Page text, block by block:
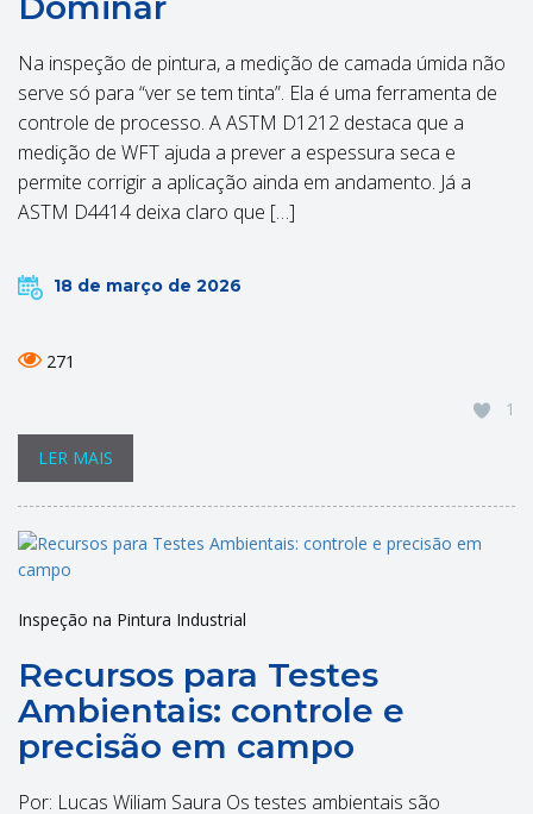
Na inspeção de pintura, a medição de camada úmida não
serve só para “ver se tem tinta”. Ela é uma ferramenta de
controle de processo. A ASTM D1212 destaca que a
medição de WFT ajuda a prever a espessura seca e
permite corrigir a aplicação ainda em andamento. Já a
ASTM D4414 deixa claro que […]
18 de março de 2026
271
1
LER MAIS
Inspeção na Pintura Industrial
Recursos para Testes
Ambientais: controle e
precisão em campo
Por: Lucas Wiliam Saura Os testes ambientais são